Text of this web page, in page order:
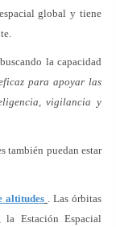
global y tiene
la capacidad
para apoyar las
vigilancia y
también puedan estar
altitudes . Las órbitas
la Estación Espacial